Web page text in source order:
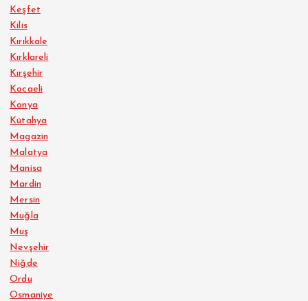
Keşfet
Kilis
Kırıkkale
Kırklareli
Kırşehir
Kocaeli
Konya
Kütahya
Magazin
Malatya
Manisa
Mardin
Mersin
Muğla
Muş
Nevşehir
Niğde
Ordu
Osmaniye